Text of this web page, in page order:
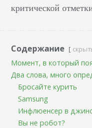
критической
Содержание
Момент, в который
Два слова, много
Бросайте курить
Samsung
Инфлюенсер в
Вы не робот?